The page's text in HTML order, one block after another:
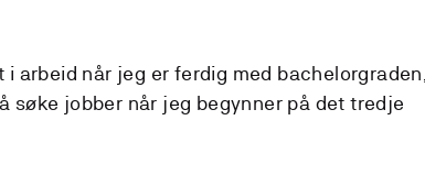
arbeid når jeg er ferdig med
søke jobber når jeg begynner på det tredje